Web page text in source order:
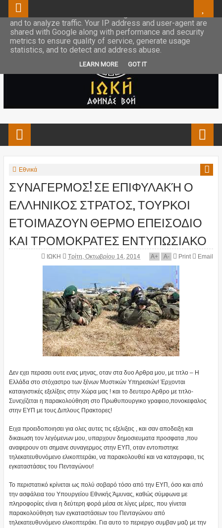
Εθνικά
ΣΥΝΑΓΕΡΜΟΣ! ΣΕ ΕΠΙΦΥΛΑΚΉ Ο
ΕΛΛΗΝΙΚΟΣ ΣΤΡΑΤΟΣ, ΤΟΥΡΚΟΙ
ΕΤΟΙΜΑΖΟΥΝ ΘΕΡΜΟ ΕΠΕΙΣΟΔΙΟ
ΚΑΙ ΤΡΟΜΟΚΡΑΤΕΣ ΕΝΤΥΠΩΣΙΑΚΟ
ΙΩΚΗ Τρίτη, Οκτωβρίου 14, 2014 A+ A- Print Email
Δεν εχει περασει ουτε ενας μηνας, οταν στα δυο Αρθρα μου, με τιτλο – Η
Ελλάδα στο στόχαστρο των ξένων Μυστικών Υπηρεσιών! Έρχονται
καταιγιστικές εξελίξεις στην Χώρα μας ! και το δευτερο Αρθρο με τιτλο-
Συνεχίζεται η παρακολούθηση στο Πρωθυπουργικο γραφειο,πονοκεφαλος
στην ΕΥΠ με τους Διπλους Πρακτορες!
Ειχα προειδοποιησει για ολες αυτες τις εξελιξεις , και σαν αποδειξη και
δικαιωση τον λεγόμενων μου, υπαρχουν δημοσιευματα προσφατα ,που
αναφερουν οτι σημανε συναγερμος στην ΕΥΠ, οταν εντοπιστηκε
τηλεκατευθυνόμενο ελικοπτεράκι, να παρακολουθεί και να καταγραφει, τις
εγκαταστάσεις του Πενταγώνου!
Το περιστατικό κρίνεται ως πολύ σοβαρό τόσο από την ΕΥΠ, όσο και από
την ασφάλεια του Υπουργείου Εθνικής Άμυνας, καθώς σύμφωνα με
πληροφορίες είναι η δεύτερη φορά μέσα σε λίγες μέρες, που γίνεται
παρακολούθηση των εγκαταστάσεων του Πενταγώνου από
τηλεκατευθυνόμενο ελικοπτεράκι. Για αυτο το περιεργο συμβαν μαζι με την
This site uses cookies from Google to deliver its services
and to analyze traffic. Your IP address and user-agent are
shared with Google along with performance and security
metrics to ensure quality of service, generate usage
statistics, and to detect and address abuse.
LEARN MORE GOT IT